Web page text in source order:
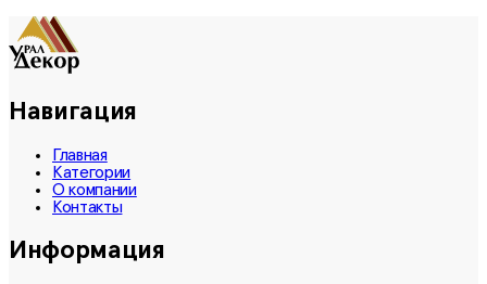
Навигация
Главная
Категории
О компании
Контакты
Информация